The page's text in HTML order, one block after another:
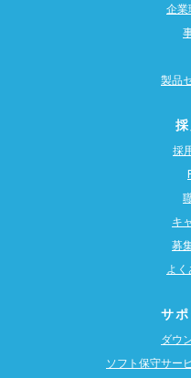
企業
製品
採
キ
募
よ
サ
ダウ
ソフト保守サー